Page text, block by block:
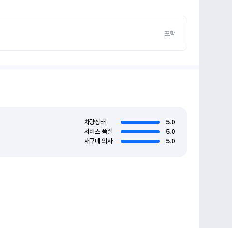
포함
차량상태
5.0
서비스 품질
5.0
재구매 의사
5.0